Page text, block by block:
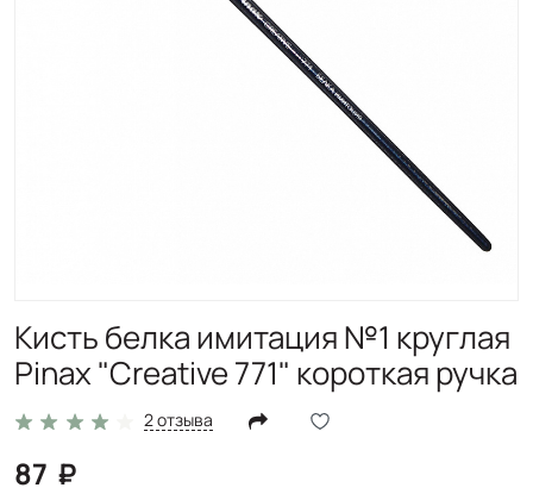
Кисть белка имитация №1 круглая
Pinax "Creative 771" короткая ручка
2 отзыва
87